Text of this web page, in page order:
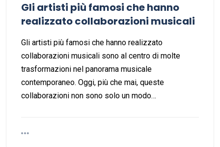
Gli artisti più famosi che hanno
realizzato collaborazioni musicali
Gli artisti più famosi che hanno realizzato
collaborazioni musicali sono al centro di molte
trasformazioni nel panorama musicale
contemporaneo. Oggi, più che mai, queste
collaborazioni non sono solo un modo…